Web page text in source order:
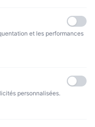
et les performances
personnalisées.